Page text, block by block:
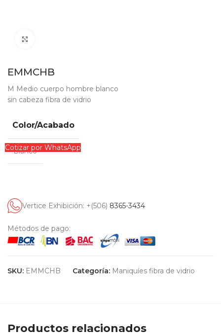
EMMCHB
M Medio cuerpo hombre blanco
sin cabeza fibra de vidrio
Color/Acabado
Blanco
Cotizar por WhatsApp
Vertice Exhibición: +(506) 8365-3434
Métodos de pago:
SKU: EMMCHB Categoría: Maniquíes fibra de vidrio
Productos relacionados